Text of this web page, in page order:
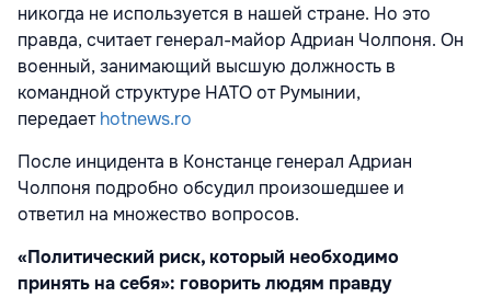
никогда не используется в нашей стране. Но это
правда, считает генерал-майор Адриан Чолпоня. Он
военный, занимающий высшую должность в
командной структуре НАТО от Румынии,
передаетhotnews.ro
После инцидента в Констанце генерал Адриан
Чолпоня подробно обсудил произошедшее и
ответил на множество вопросов.
«Политический риск, который необходимо
принять на себя»: говорить людям правду